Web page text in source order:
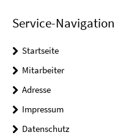
Service-Navigation
Startseite
Mitarbeiter
Adresse
Impressum
Datenschutz